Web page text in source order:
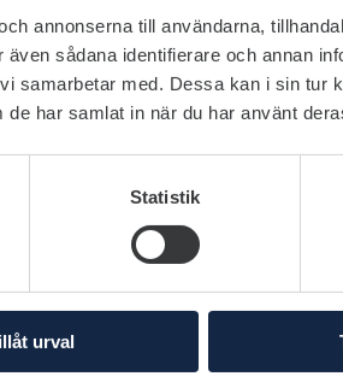
annonserna till användarna,
sådana identifierare och annan
samarbetar med. Dessa kan i sin tur
har samlat in när du har använt
Statistik
urval